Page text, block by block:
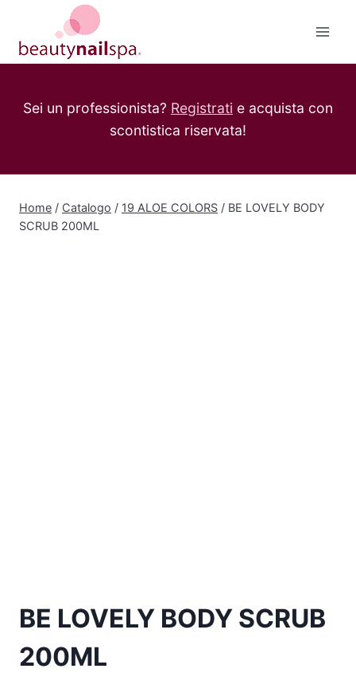
contenuto
Sei un professionista? Registrati e acquista con
scontistica riservata!
Home / Catalogo / 19 ALOE COLORS / BE LOVELY BODY
SCRUB 200ML
BE LOVELY BODY SCRUB
200ML